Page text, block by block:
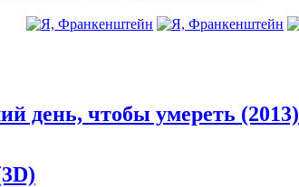
день, чтобы умереть (2013)